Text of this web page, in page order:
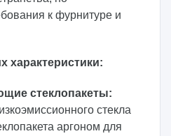
к фурнитуре и
характеристики:
стеклопакеты:
стекла
аргоном для